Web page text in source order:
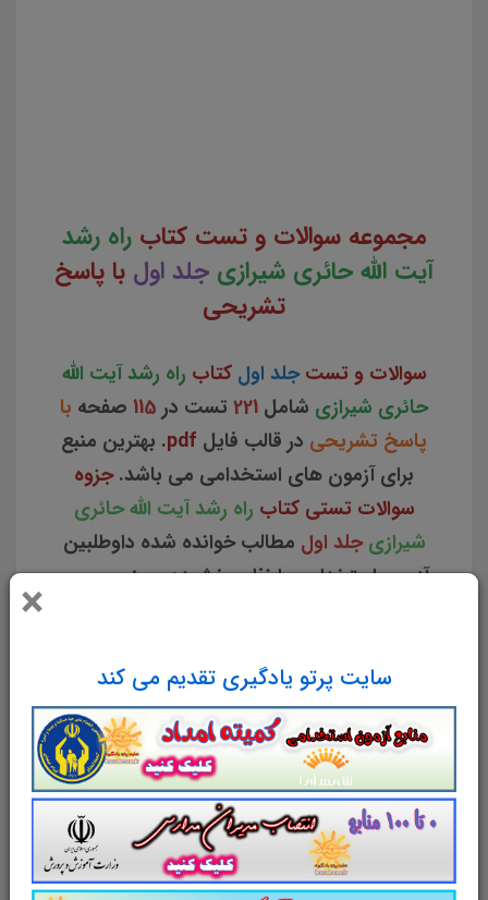
×
سایت پرتو یادگیری تقدیم می کند
مجموعه سوالات و تست کتابراه رشد
آیت الله حائری شیرازی جلد اول با پاسخ
تشریحی
سوالات و تستجلد اول کتاب راه رشد آیت الله
حائری شیرازی شامل 221 تست در 115 صفحه با
پاسخ تشریحی در قالب فایل pdf. بهترین منبع
برای آزمون های استخدامی می باشد.جزوه
سوالات تستی کتاب راه رشد آیت الله حائری
شیرازیجلد اول مطالب خوانده شده داوطلبین
آزمون استخدامی را نظم بخشیده و منسجم می
آمادگی و شبیه سازی را برای جلسه آزمون به
همراه دارد. مطالعه این منبع برای همه داوطلبین
شرکت کننده درآزمون استخدامی وزارت آموزش و
پرورش
پیشنهاد می شود.
از دیگر منابع آزمون استخدامی وزارت